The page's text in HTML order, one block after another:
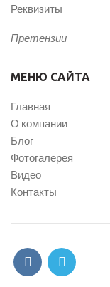
Реквизиты
Претензии
МЕНЮ САЙТА
Главная
О компании
Блог
Фотогалерея
Видео
Контакты